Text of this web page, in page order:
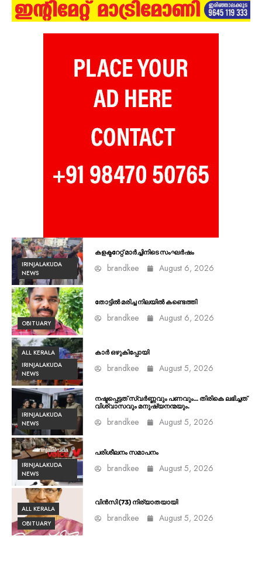
IRINJALAKUDA
NEWS
കളക്ടറേറ്റ് മാർച്ചിനിടെ സംഘർഷം
brandkee August 6, 2026
OBITUARY
തോട്ടിൽ മരിച്ച നിലയിൽ കണ്ടെത്തി
brandkee August 6, 2026
ALL KERALA
IRINJALAKUDA
NEWS
കാർ ഒഴുകിപ്പോയി
brandkee August 5, 2026
IRINJALAKUDA
NEWS
നഷ്ടപ്പെട്ടത് സ്വർണ്ണവും പണവും… തിരികെ ലഭിച്ചത്
വിശ്വാസവും മനുഷ്യനന്മയും.
brandkee August 5, 2026
IRINJALAKUDA
NEWS
പരിശീലനം സമാപനം
brandkee August 5, 2026
ALL KERALA
OBITUARY
വിൻസി (73) നിര്യാതയായി
brandkee August 5, 2026